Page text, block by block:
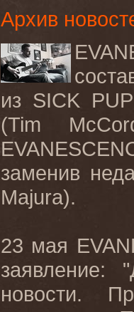
Архив
из SICK
(Tim
заменив
Majura).
23 мая
новости.